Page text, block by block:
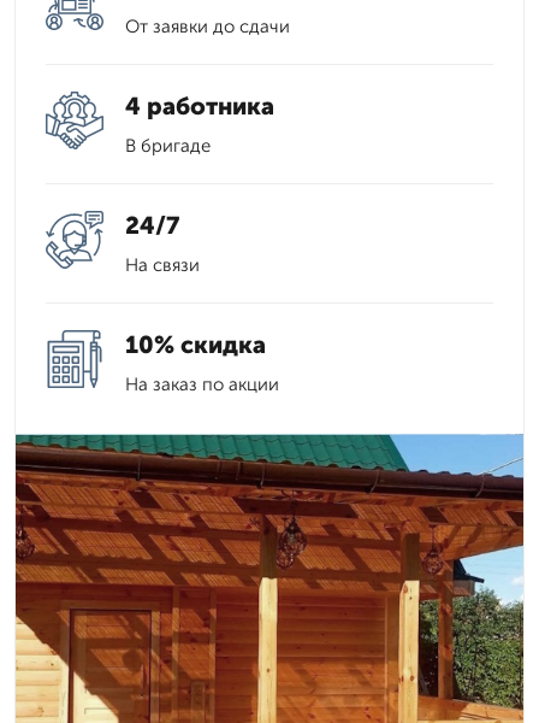
От заявки до сдачи
4 работника
В бригаде
24/7
На связи
10% скидка
На заказ по акции